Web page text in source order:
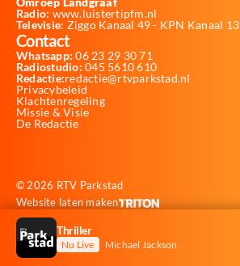
Radio: www.luistertipfm.nl
Televisie: Ziggo Kanaal 49 - KPN Kanaal
Contact
Whatsapp: 06 23 29 30 71
Radiostudio: 045 5610 610
Redactie:redactie@rtvparkstad.nl
Privacybeleid
Klachtenregeling
Missie & Visie
De Redactie
© 2026 RTV Parkstad
Website laten maken
Thriller
Nu Live Michael Jackson